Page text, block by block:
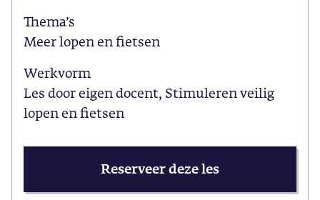
Thema’s
Meer lopen en fietsen
Werkvorm
Les door eigen docent, Stimuleren veilig
lopen en fietsen
Reserveer deze les